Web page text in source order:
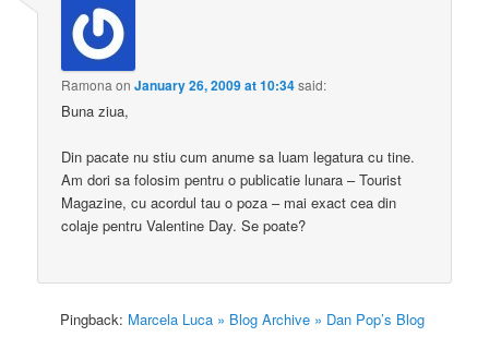
Ramona onJanuary 26, 2009 at 10:34said:
Buna ziua,
Din pacate nu stiu cum anume sa luam legatura cu tine.
Am dori sa folosim pentru o publicatie lunara – Tourist
Magazine, cu acordul tau o poza – mai exact cea din
colaje pentru Valentine Day. Se poate?
Pingback: Marcela Luca » Blog Archive » Dan Pop’s Blog